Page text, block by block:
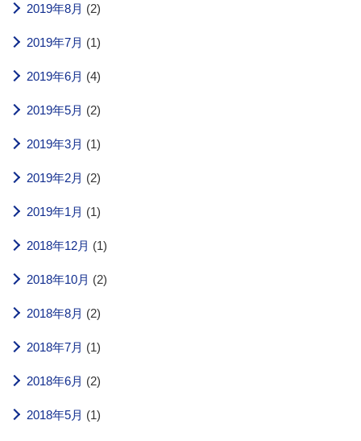
2019年8月 (2)
2019年7月 (1)
2019年6月 (4)
2019年5月 (2)
2019年3月 (1)
2019年2月 (2)
2019年1月 (1)
2018年12月 (1)
2018年10月 (2)
2018年8月 (2)
2018年7月 (1)
2018年6月 (2)
2018年5月 (1)